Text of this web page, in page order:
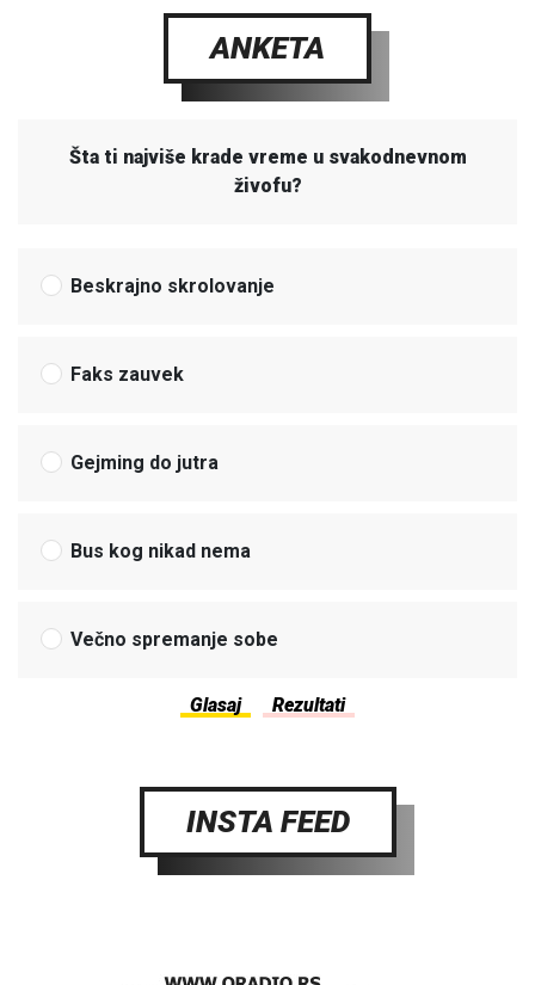
ANKETA
Šta ti najviše krade vreme u svakodnevnom
živofu?
Beskrajno skrolovanje
Faks zauvek
Gejming do jutra
Bus kog nikad nema
Večno spremanje sobe
INSTA FEED